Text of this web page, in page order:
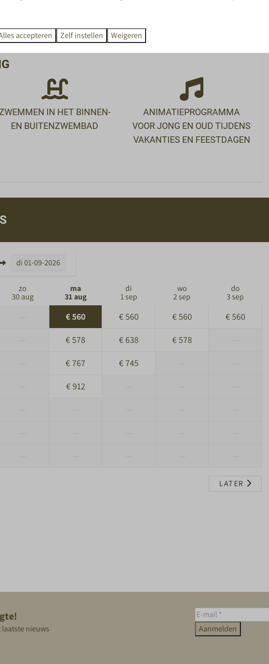
van de natuur tot het bezoeken van historische
ZWEMMEN IN HET BINNEN-
EN BUITENZWEMBAD
ANIMATIEPROGRAMMA
VOOR JONG EN OUD TIJDENS
VAKANTIES EN FEESTDAGEN
di01-09-2026
zo
30 aug
ma
31 aug
di
1 sep
wo
2 sep
do
3 sep
€ 560 € 560 € 560 € 560
€ 578 € 638 € 578
€ 767 € 745
€ 912
LATER
nieuws
Aanmelden
accepteren Zelf instellen Weigeren